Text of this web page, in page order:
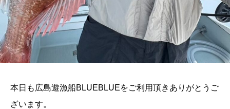
本日も広島遊漁船BLUEBLUEをご利用頂きありがとうご
ざいます。